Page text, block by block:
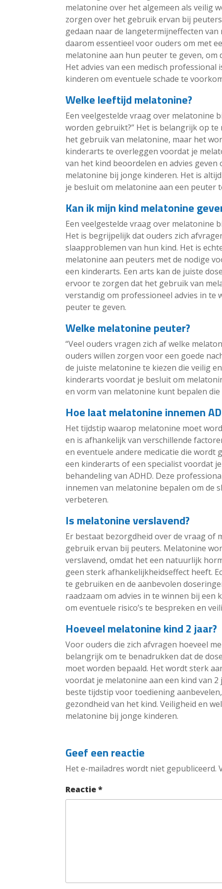
melatonine over het algemeen als veilig
zorgen over het gebruik ervan bij
gedaan naar de langetermijneffecten
daarom essentieel voor ouders om met
melatonine aan hun peuter te geven, om
Het advies van een medisch
kinderen om eventuele schade te
Welke leeftijd melatonine?
Een veelgestelde vraag over melatonine
worden gebruikt?” Het is belangrijk op
het gebruik van melatonine, maar het
kinderarts te overleggen voordat je
van het kind beoordelen en advies
melatonine bij jonge kinderen. Het is
je besluit om melatonine aan een peuter
Kan ik mijn kind melatonine
Een veelgestelde vraag over melatonine
Het is begrijpelijk dat ouders zich
slaapproblemen van hun kind. Het is
melatonine aan peuters met de nodige
een kinderarts. Een arts kan de juiste
ervoor te zorgen dat het gebruik van
verstandig om professioneel advies in te
peuter te geven.
Welke melatonine peuter?
“Veel ouders vragen zich af welke
ouders willen zorgen voor een goede
de juiste melatonine te kiezen die veilig
kinderarts voordat je besluit om
en vorm van melatonine kunt bepalen
Hoe laat melatonine innemen
Het tijdstip waarop melatonine moet
en is afhankelijk van verschillende
en eventuele andere medicatie die
een kinderarts of een specialist voordat
behandeling van ADHD. Deze
innemen van melatonine bepalen om de
verbeteren.
Is melatonine verslavend?
Er bestaat bezorgdheid over de vraag of
gebruik ervan bij peuters. Melatonine
verslavend, omdat het een natuurlijk
geen sterk afhankelijkheidseffect heeft.
te gebruiken en de aanbevolen
raadzaam om advies in te winnen bij
om eventuele risico’s te bespreken en
Hoeveel melatonine kind 2 jaar?
Voor ouders die zich afvragen hoeveel
belangrijk om te benadrukken dat de
moet worden bepaald. Het wordt sterk
voordat je melatonine aan een kind van
beste tijdstip voor toediening
gezondheid van het kind. Veiligheid en
melatonine bij jonge kinderen.
Geef een reactie
Het e-mailadres wordt niet gepubliceerd.
Reactie*